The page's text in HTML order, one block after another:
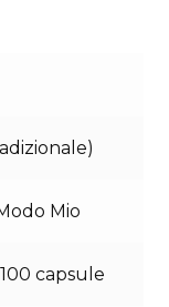
Mio
capsule